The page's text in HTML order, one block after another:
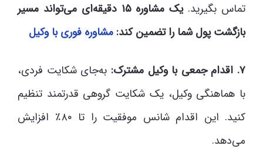
تماس بگیرید.
یک مشاوره ۱۵ دقیقه‌ای می‌تواند مسیر
بازگشت پول شما را تضمین کند: مشاوره فوری با وکیل
۷. اقدام جمعی با وکیل مشترک:
به‌جای شکایت فردی،
با هماهنگی وکیل، یک شکایت گروهی قدرتمند تنظیم
کنید. این اقدام شانس موفقیت را تا ۸۰٪ افزایش
می‌دهد.